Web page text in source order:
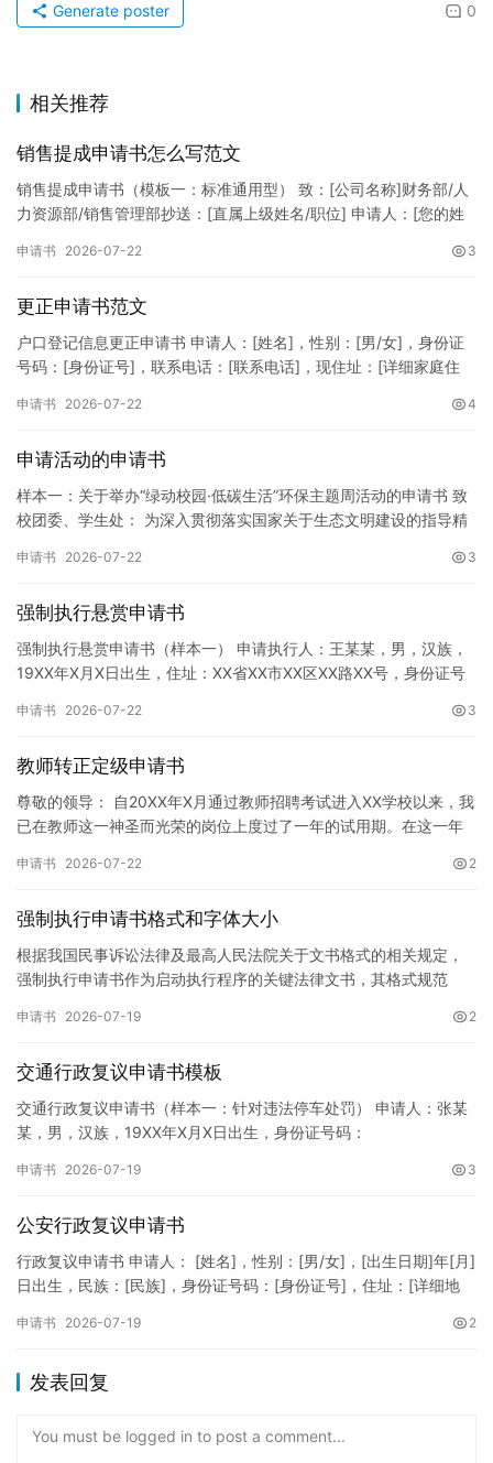
0
Generate poster
相关推荐
销售提成申请书怎么写范文
销售提成申请书（模板一：标准通用型） 致：[公司名称]财务部/人
力资源部/销售管理部抄送：[直属上级姓名/职位] 申请人：[您的姓
申请书 2026-07-22 3
更正申请书范文
户口登记信息更正申请书 申请人：[姓名]，性别：[男/女]，身份证
号码：[身份证号]，联系电话：[联系电话]，现住址：[详细家庭住
申请书 2026-07-22 4
申请活动的申请书
样本一：关于举办“绿动校园·低碳生活”环保主题周活动的申请书 致
校团委、学生处： 为深入贯彻落实国家关于生态文明建设的指导精
申请书 2026-07-22 3
强制执行悬赏申请书
强制执行悬赏申请书（样本一） 申请执行人：王某某，男，汉族，
19XX年X月X日出生，住址：XX省XX市XX区XX路XX号，身份证号
申请书 2026-07-22 3
教师转正定级申请书
尊敬的领导： 自20XX年X月通过教师招聘考试进入XX学校以来，我
已在教师这一神圣而光荣的岗位上度过了一年的试用期。在这一年
申请书 2026-07-22 2
强制执行申请书格式和字体大小
根据我国民事诉讼法律及最高人民法院关于文书格式的相关规定，
强制执行申请书作为启动执行程序的关键法律文书，其格式规范
纸张与…
申请书 2026-07-19 2
交通行政复议申请书模板
交通行政复议申请书（样本一：针对违法停车处罚） 申请人：张某
某，男，汉族，19XX年X月X日出生，身份证号码：
申请书 2026-07-19 3
公安行政复议申请书
行政复议申请书 申请人： [姓名]，性别：[男/女]，[出生日期]年[月]
日出生，民族：[民族]，身份证号码：[身份证号]，住址：[详细地
申请书 2026-07-19 2
发表回复
You must be logged in to post a comment...